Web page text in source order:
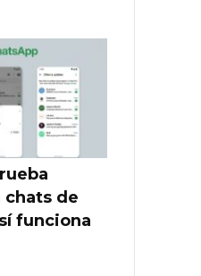
chats de
funciona